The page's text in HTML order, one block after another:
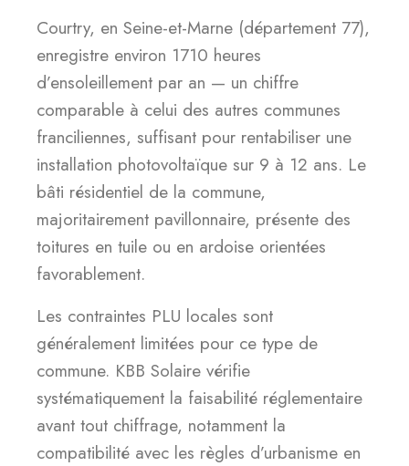
Courtry, en Seine-et-Marne (département 77),
enregistre environ 1710 heures
d’ensoleillement par an — un chiffre
comparable à celui des autres communes
franciliennes, suffisant pour rentabiliser une
installation photovoltaïque sur 9 à 12 ans. Le
bâti résidentiel de la commune,
majoritairement pavillonnaire, présente des
toitures en tuile ou en ardoise orientées
favorablement.
Les contraintes PLU locales sont
généralement limitées pour ce type de
commune. KBB Solaire vérifie
systématiquement la faisabilité réglementaire
avant tout chiffrage, notamment la
compatibilité avec les règles d’urbanisme en